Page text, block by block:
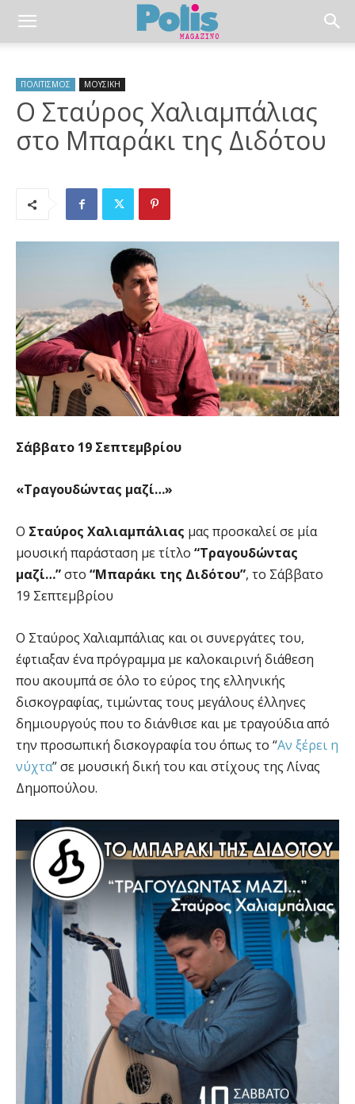
ΠΟΛΙΤΙΣΜΟΣ ΜΟΥΣΙΚΗ
Ο Σταύρος Χαλιαμπάλιας
στο Μπαράκι της Διδότου
Σάββατο 19 Σεπτεμβρίου
«Τραγουδώντας μαζί…»
Ο Σταύρος Χαλιαμπάλιας μας προσκαλεί σε μία
μουσική παράσταση με τίτλο “Τραγουδώντας
μαζί…”στο “Μπαράκι της Διδότου”, το Σάββατο
19 Σεπτεμβρίου
Ο Σταύρος Χαλιαμπάλιας και οι συνεργάτες του,
έφτιαξαν ένα πρόγραμμα με καλοκαιρινή διάθεση
που ακουμπά σε όλο το εύρος της ελληνικής
δισκογραφίας, τιμώντας τους μεγάλους έλληνες
δημιουργούς που το διάνθισε και με τραγούδια από
την προσωπική δισκογραφία του όπως το “Αν ξέρει η
νύχτα” σε μουσική δική του και στίχους της Λίνας
Δημοπούλου.